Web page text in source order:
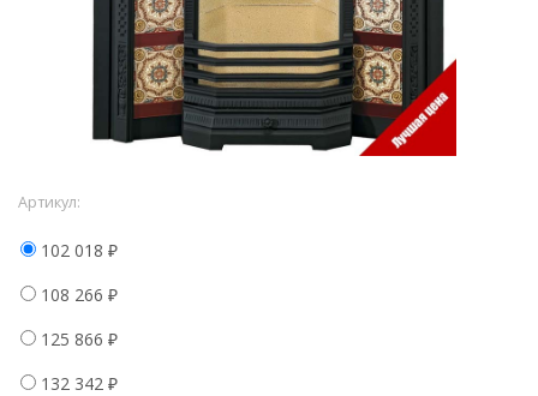
Артикул:
102 018 ₽
108 266 ₽
125 866 ₽
132 342 ₽